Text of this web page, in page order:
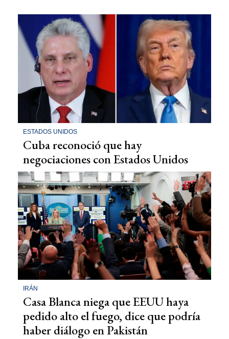
ESTADOS UNIDOS
Cuba reconoció que hay
negociaciones con Estados Unidos
IRÁN
Casa Blanca niega que EEUU haya
pedido alto el fuego, dice que podría
haber diálogo en Pakistán